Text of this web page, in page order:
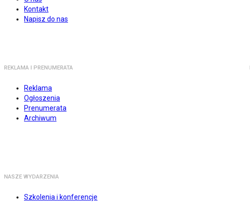
Kontakt
Napisz do nas
REKLAMA I PRENUMERATA
Reklama
Ogłoszenia
Prenumerata
Archiwum
NASZE WYDARZENIA
Szkolenia i konferencje